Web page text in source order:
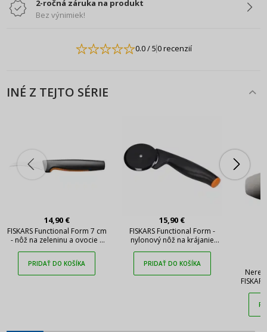
2-ročná záruka na produkt
Bez výnimiek!
0.0/ 50 recenzií
INÉ Z TEJTO SÉRIE
14,90 €
FISKARS Functional Form 7 cm
- nôž na zeleninu a ovocie z
PRIDAŤ DO KOŠÍKA
15,90 €
FISKARS Functional Form -
nylonový nôž na krájanie
PRIDAŤ DO KOŠÍKA